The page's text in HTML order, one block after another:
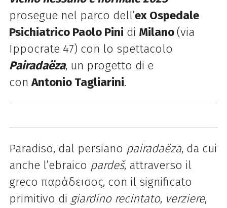
prosegue nel parco dell’ex Ospedale
Psichiatrico Paolo Pini di Milano(via
Ippocrate 47) con lo spettacolo
Pairadaëza, un progetto di e
con Antonio Tagliarini.
Paradiso, dal persiano pairadaëza, da cui
anche l’ebraico pardeš, attraverso il
greco παράδεισος, con il significato
primitivo di giardino recintato, verziere,